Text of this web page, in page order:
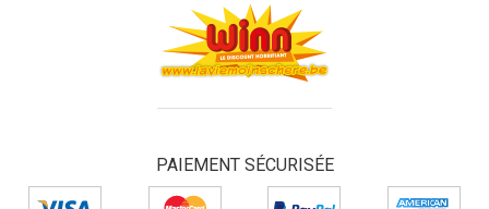
PAIEMENT SÉCURISÉE